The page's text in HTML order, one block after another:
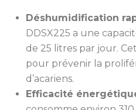
Déshumidification
DDSX225 a une
de 25 litres par jour.
pour prévenir la
d’acariens.
Efficacité